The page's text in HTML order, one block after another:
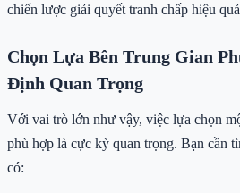
chiến lược giải quyết tranh chấp hiệu
Chọn Lựa Bên Trung Gian
Định Quan Trọng
Với vai trò lớn như vậy, việc lựa chọn
phù hợp là cực kỳ quan trọng. Bạn cần
có: